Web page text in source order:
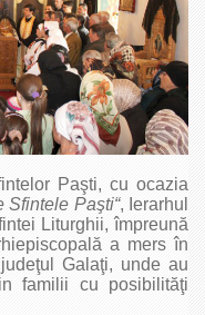
Paşti, cu ocazia
Sfintele Paşti“, Ierarhul
Liturghii, împreună
a mers în
Galaţi, unde au
familii cu posibilităţi